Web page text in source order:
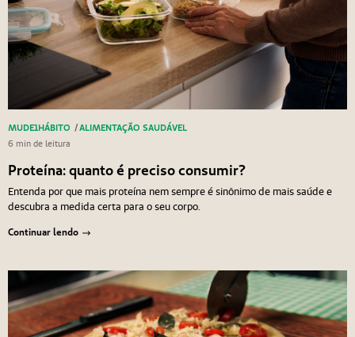
MUDE1HÁBITO /ALIMENTAÇÃO SAUDÁVEL
6 min de leitura
Proteína: quanto é preciso consumir?
Entenda por que mais proteína nem sempre é sinônimo de mais saúde e
descubra a medida certa para o seu corpo.
Continuar lendo